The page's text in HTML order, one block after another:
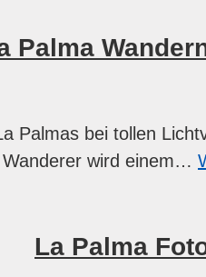
Palma
Palmas bei tollen
wird einem…
La Palma